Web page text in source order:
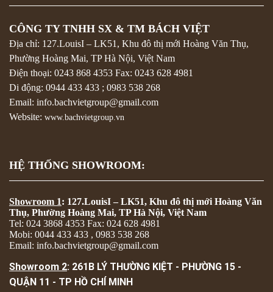
CÔNG TY TNHH SX & TM BÁCH VIỆT
Địa chỉ: 127.LouisI – LK51, Khu đô thị mới Hoàng Văn Thụ,
Phường Hoàng Mai, TP Hà Nội, Việt Nam
Điện thoại: 0243 868 4353 Fax: 0243 628 4981
Di động: 0944 433 433 ; 0983 538 268
Email: info.bachvietgroup@gmail.com
Website: www.bachvietgroup.vn
HỆ THỐNG SHOWROOM:
Showroom 1: 127.LouisI – LK51, Khu đô thị mới Hoàng Văn
Thụ, Phường Hoàng Mai, TP Hà Nội, Việt Nam
Tel: 024 3868 4353 Fax: 024 628 4981
Mobi: 0044 433 433 , 0983 538 268
Email: info.bachvietgroup@gmail.com
Showroom 2: 261B LÝ THƯỜNG KIỆT - PHƯỜNG 15 -
QUẬN 11 - TP HỒ CHÍ MINH